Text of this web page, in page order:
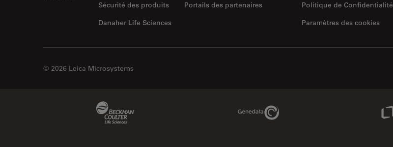
Sécurité des produits
Portails des partenaires
Danaher Life Sciences
Politique de Confidentialité
Paramètres des cookies
© 2026 Leica Microsystems
Genedata Link